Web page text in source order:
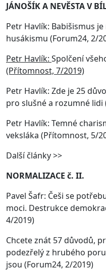
JÁNOŠÍK A NEVĚSTA V
Petr Havlík: Babišismus
husákismu (Forum24, 2/
Petr Havlík: Spolčení
(Přítomnost, 7/2019)
Petr Havlík: Zde je 25
pro slušné a rozumné lidi
Petr Havlík: Temné
veksláka (Přítomnost, 5/
Další články >>
NORMALIZACE č. II.
Pavel Šafr: Češi se
moci. Destrukce
4/2019)
Chcete znát 57 důvodů,
podezřelý z hrubého
jsou (Forum24, 2/2019)